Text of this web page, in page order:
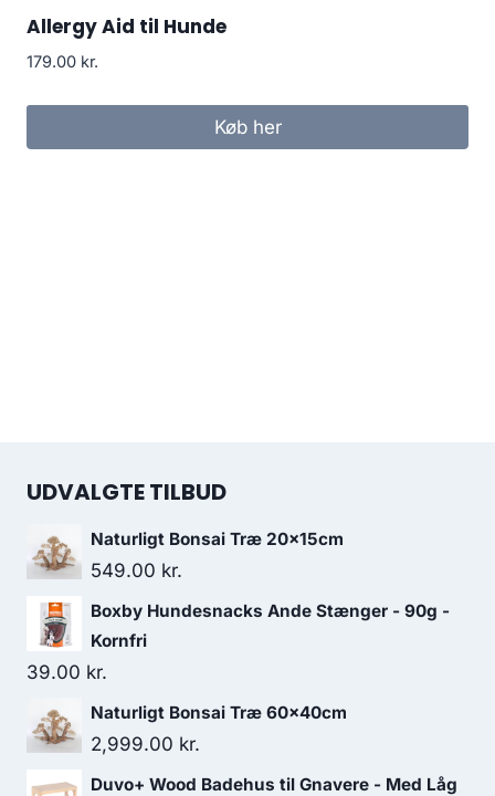
Allergy Aid til Hunde
179.00 kr.
Køb her
UDVALGTE TILBUD
Naturligt Bonsai Træ 20x15cm
549.00 kr.
Boxby Hundesnacks Ande Stænger - 90g -
Kornfri
39.00 kr.
Naturligt Bonsai Træ 60x40cm
2,999.00 kr.
Duvo+ Wood Badehus til Gnavere - Med Låg